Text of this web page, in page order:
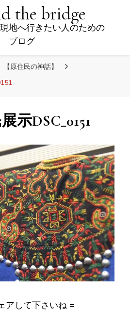
the bridge
地へ行きたい人のための
ブログ
【原住民の神話】
示DSC_0151
アして下さいね =